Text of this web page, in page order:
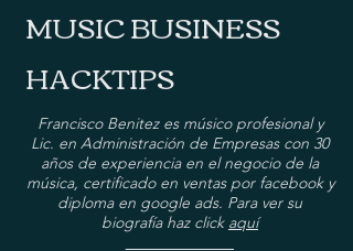
MUSIC BUSINESS
HACKTIPS
Francisco Benitez es músico profesional y
Lic. en Administración de Empresas con 30
años de experiencia en el negocio de la
música, certificado en ventas por facebook y
diploma en google ads. Para ver su
biografía haz click aquí